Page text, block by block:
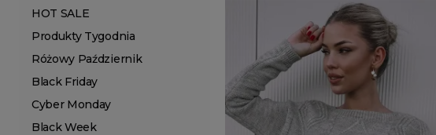
HOT SALE
Produkty Tygodnia
Różowy Październik
Black Friday
Cyber Monday
Black Week